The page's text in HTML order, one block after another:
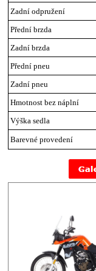
Zadní odpružení
Přední brzda
Zadní brzda
Přední pneu
Zadní pneu
Hmotnost bez náplní
Výška sedla
Barevné provedení